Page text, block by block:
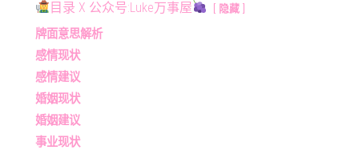
目录 X 公众号:Luke万事屋 隐藏
牌面意思解析
感情现状
感情建议
婚姻现状
婚姻建议
事业现状